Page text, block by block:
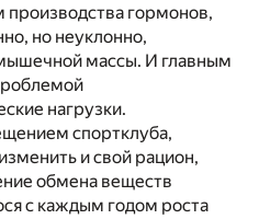
гормонов,
но неуклонно,
массы. И главным
нагрузки.
спортклуба,
и свой рацион,
обмена веществ
с каждым годом роста